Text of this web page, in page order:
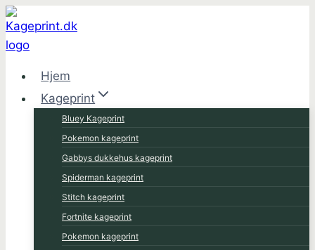
Fortsæt
til
indhold
Hjem
Kageprint
Bluey Kageprint
Pokemon kageprint
Gabbys dukkehus kageprint
Spiderman kageprint
Stitch kageprint
Fortnite kageprint
Pokemon kageprint